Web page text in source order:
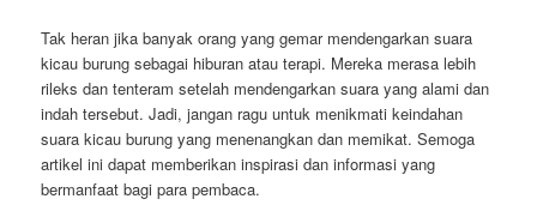
Tak heran jika banyak orang yang gemar mendengarkan suara
kicau burung sebagai hiburan atau terapi. Mereka merasa lebih
rileks dan tenteram setelah mendengarkan suara yang alami dan
indah tersebut. Jadi, jangan ragu untuk menikmati keindahan
suara kicau burung yang menenangkan dan memikat. Semoga
artikel ini dapat memberikan inspirasi dan informasi yang
bermanfaat bagi para pembaca.